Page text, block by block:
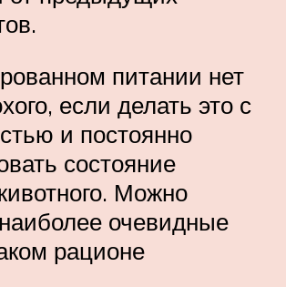
питании нет
если делать это с
и постоянно
состояние
Можно
очевидные
рационе